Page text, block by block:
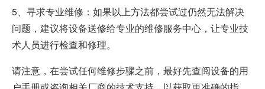
5、寻求专业维修：如果以上方法都尝试过仍然无法解决
问题，建议将设备送修给专业的维修服务中心，让专业技
术人员进行检查和修理。
请注意，在尝试任何维修步骤之前，最好先查阅设备的用